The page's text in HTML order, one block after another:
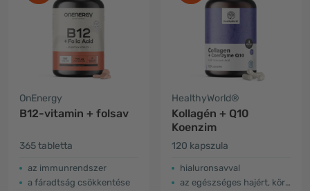
OnEnergy
B12-vitamin + folsav
365 tabletta
az immunrendszer
a fáradtság csökkentése
HealthyWorld®
Kollagén + Q10
Koenzim
120 kapszula
hialuronsavval
az egészséges hajért, körmökért és bőrért